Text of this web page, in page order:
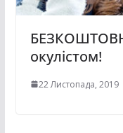
окулістом!
22 Листопада, 2019